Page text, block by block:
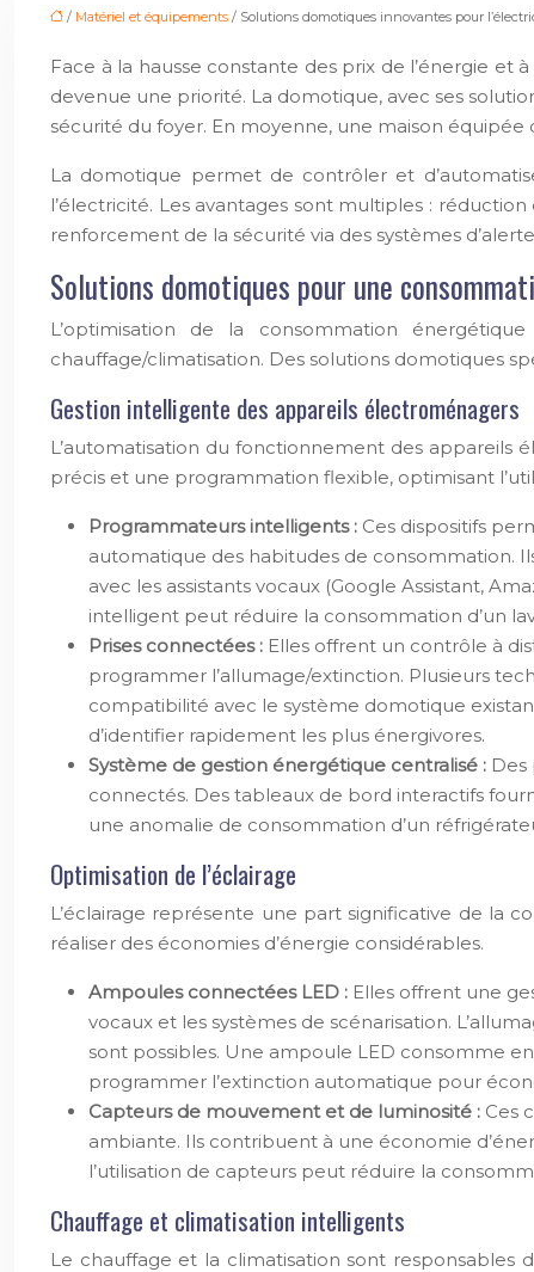
/ Matériel et équipements / Solutions domotiques innovantes pour
Face à la hausse constante des prix de l’énergie
devenue une priorité. La domotique, avec ses
sécurité du foyer. En moyenne, une maison équipée
La domotique permet de contrôler et
l’électricité. Les avantages sont multiples :
renforcement de la sécurité via des systèmes
Solutions domotiques pour une
L’optimisation de la consommation
chauffage/climatisation. Des solutions domotiques
Gestion intelligente des appareils électroménagers
L’automatisation du fonctionnement des
précis et une programmation flexible, optimisant
Programmateurs intelligents : Ces dispositifs
automatique des habitudes de consommation.
avec les assistants vocaux (Google Assistant,
intelligent peut réduire la consommation d’un
Prises connectées : Elles offrent un contrôle à
programmer l’allumage/extinction. Plusieurs
compatibilité avec le système domotique
d’identifier rapidement les plus énergivores.
Système de gestion énergétique centralisé :
connectés. Des tableaux de bord interactifs
une anomalie de consommation d’un
Optimisation de l’éclairage
L’éclairage représente une part significative de la
réaliser des économies d’énergie considérables.
Ampoules connectées LED : Elles offrent une
vocaux et les systèmes de scénarisation.
sont possibles. Une ampoule LED consomme
programmer l’extinction automatique pour
Capteurs de mouvement et de luminosité : Ces
ambiante. Ils contribuent à une économie
l’utilisation de capteurs peut réduire la
Chauffage et climatisation intelligents
Le chauffage et la climatisation sont